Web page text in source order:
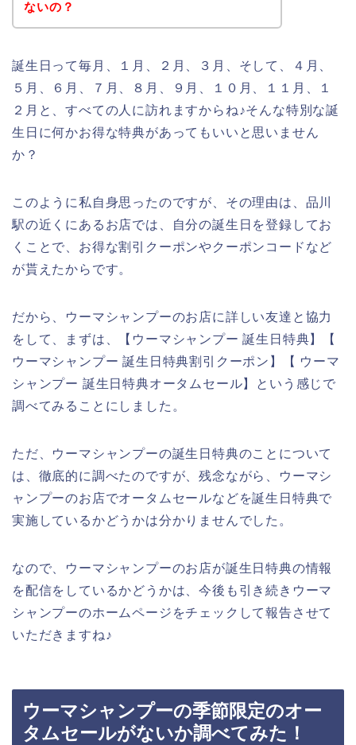
ないの？
誕生日って毎月、１月、２月、３月、そして、４月、
５月、６月、７月、８月、９月、１０月、１１月、１
２月と、すべての人に訪れますからね♪そんな特別な誕
生日に何かお得な特典があってもいいと思いません
か？
このように私自身思ったのですが、その理由は、品川
駅の近くにあるお店では、自分の誕生日を登録してお
くことで、お得な割引クーポンやクーポンコードなど
が貰えたからです。
だから、ウーマシャンプーのお店に詳しい友達と協力
をして、まずは、【ウーマシャンプー 誕生日特典】【
ウーマシャンプー 誕生日特典割引クーポン】【 ウーマ
シャンプー 誕生日特典オータムセール】という感じで
調べてみることにしました。
ただ、ウーマシャンプーの誕生日特典のことについて
は、徹底的に調べたのですが、残念ながら、ウーマシ
ャンプーのお店でオータムセールなどを誕生日特典で
実施しているかどうかは分かりませんでした。
なので、ウーマシャンプーのお店が誕生日特典の情報
を配信をしているかどうかは、今後も引き続きウーマ
シャンプーのホームページをチェックして報告させて
いただきますね♪
ウーマシャンプーの季節限定のオー
タムセールがないか調べてみた！